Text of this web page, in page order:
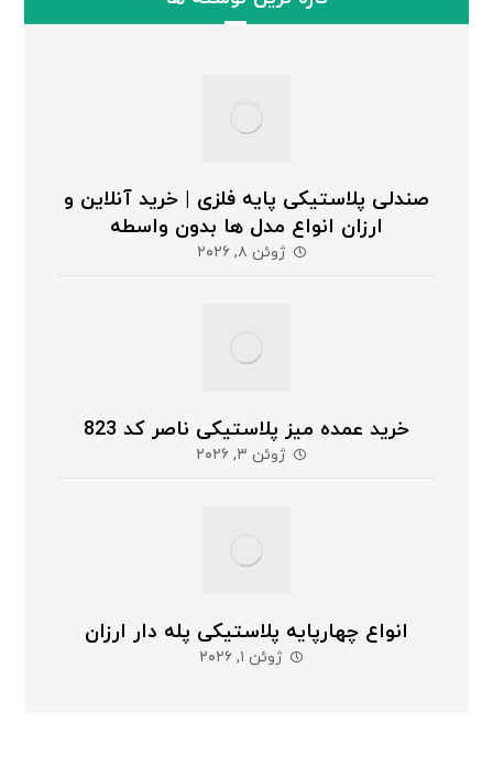
صندلی پلاستیکی پایه فلزی | خرید آنلاین و
ارزان انواع مدل ها بدون واسطه
ژوئن ۸, ۲۰۲۶
خرید عمده میز پلاستیکی ناصر کد 823
ژوئن ۳, ۲۰۲۶
انواع چهارپایه پلاستیکی پله دار ارزان
ژوئن ۱, ۲۰۲۶